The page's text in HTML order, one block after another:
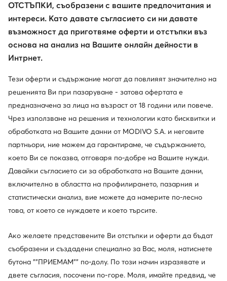
още 25% Код: SUMMER
Trending
Промоция
G-Star Raw
Дамска чанта · Сив
42,99€
Най-ниска цена47,99 €-10%
още 15% Код: SUMMER
Trending
Промоция
G-Star Raw
Дамска чанта · Син
46,99€
Редовна цена 89,99 €
Най-ниска цена 51,99 €-9%
ОТСТЪПКИ, съобразени с вашите предпочитания и
интереси. Като давате съгласието си ни давате
възможност да приготвяме оферти и отстъпки въз
основа на анализ на Вашите онлайн дейности в
Интрнет.
Тези оферти и съдържание могат да повлияят значително на
решенията Ви при пазаруване - затова офертата е
предназначена за лица на възраст от 18 години или повече.
Чрез използване на решения и технологии като бисквитки и
обработката на Вашите данни от MODIVO S.A. и неговите
партньори, ние можем да гарантираме, че съдържанието,
което Ви се показва, отговаря по-добре на Вашите нужди.
Давайки съгласието си за обработката на Вашите данни,
включително в областта на профилирането, пазарния и
статистически анализ, вие можете да намерите по-лесно
това, от което се нуждаете и което търсите.
Ако желаете представените Ви отстъпки и оферти да бъдат
съобразени и създадени специално за Вас, моля, натиснете
бутона ""ПРИЕМАМ"" по-долу. По този начин изразявате и
двете съгласия, посочени по-горе. Моля, имайте предвид, че